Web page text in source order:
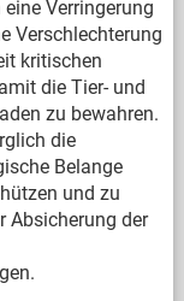
Verringerung
Verschlechterung
kritischen
die Tier- und
zu bewahren.
die
Belange
und zu
Absicherung der